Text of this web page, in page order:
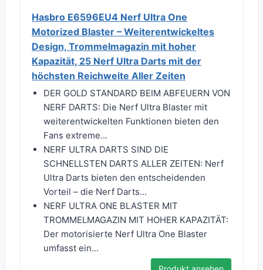
Hasbro E6596EU4 Nerf Ultra One
Motorized Blaster – Weiterentwickeltes
Design, Trommelmagazin mit hoher
Kapazität, 25 Nerf Ultra Darts mit der
höchsten Reichweite Aller Zeiten
DER GOLD STANDARD BEIM ABFEUERN VON
NERF DARTS: Die Nerf Ultra Blaster mit
weiterentwickelten Funktionen bieten den
Fans extreme...
NERF ULTRA DARTS SIND DIE
SCHNELLSTEN DARTS ALLER ZEITEN: Nerf
Ultra Darts bieten den entscheidenden
Vorteil – die Nerf Darts...
NERF ULTRA ONE BLASTER MIT
TROMMELMAGAZIN MIT HOHER KAPAZITÄT:
Der motorisierte Nerf Ultra One Blaster
umfasst ein...